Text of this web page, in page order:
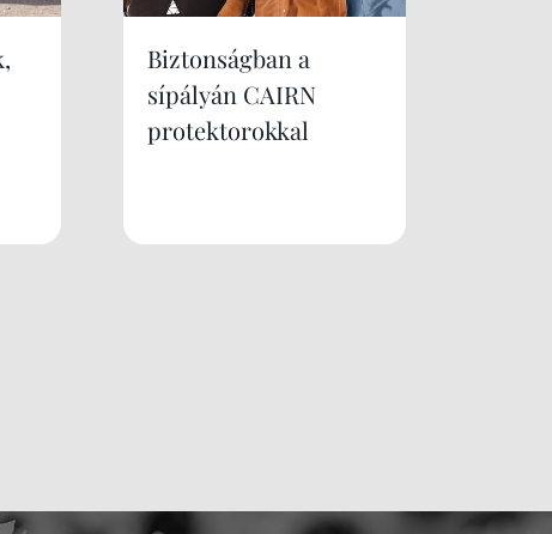
Biztonságban a
sípályán CAIRN
protektorokkal